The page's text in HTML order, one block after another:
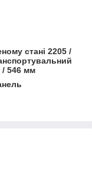
стані 2205 /
/ 546 мм